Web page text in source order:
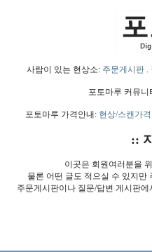
사람이 있는 현상소: 주문게시판.
포토마루 커뮤
포토마루 가격안내: 현상/스캔가격
::
이곳은 회원여러분을
물론 어떤 글도 적으실 수 있지만
주문게시판이나 질문/답변 게시판